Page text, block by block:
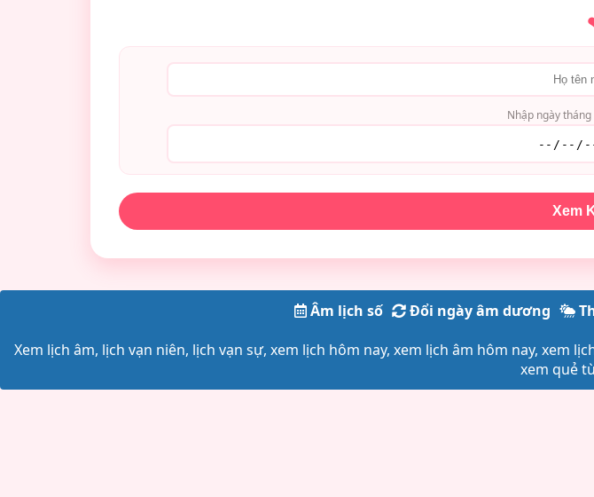
Nhập ngày
Xem
Âm lịch số Đổi ngày âm dương
Xem lịch âm, lịch vạn niên, lịch vạn sự, xem lịch hôm nay, xem lịch âm hôm nay, xem
xem quẻ